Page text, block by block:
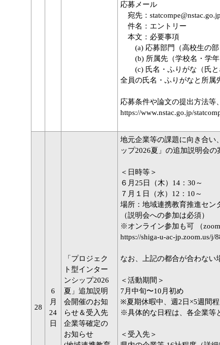
応募メール
宛先：
件名：エントリー
本文：必要事項
(a) 応募部門（高校生の部
(b) 所属先（学校名・学年
(c) 氏名・ふりがな（氏と
全員の氏名・ふりがなと所属
応募条件や論文の提出方法等
https://www.nstac.go.jp/
28
6
月
24
日
「プロジェク
ト型インター
ンシップ2026
夏」追加説明
会開催のお知
らせ＆受入先
企業等確定の
お知らせ
地元企業等の課題に向き合い
ップ2026夏」の追加説明会の
＜日時等＞
６月25日（木）14：30～
７月１日（水）12：10～
場所：地域連携教育推進セン
（説明会への参加は必須）
※オンライン参加も可 （
https://shiga-u-ac-jp.zoom.us/j/
なお、上記の都合が合わない
＜活動期間＞
7月中旬〜10月初め
※夏期休暇中、週2日×5週間
※具体的な日程は、各企業等
＜受入先＞